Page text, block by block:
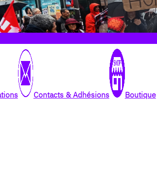
Contacts & Adhésions Boutique